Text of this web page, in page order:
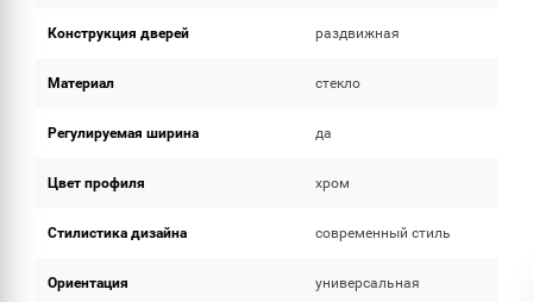
Конструкция дверей раздвижная
Материал стекло
Регулируемая ширина да
Цвет профиля хром
Стилистика дизайна современный стиль
Ориентация универсальная